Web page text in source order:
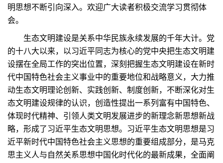
明思想不断引向深入。欢迎广大读者积极交流学习贯彻体
会。
生态文明建设是关系中华民族永续发展的千年大计。党
的十八大以来，以习近平同志为核心的党中央把生态文明建
设摆在全局工作的突出位置，深刻把握生态文明建设在新时
代中国特色社会主义事业中的重要地位和战略意义，大力推
动生态文明理论创新、实践创新、制度创新，不断深化对生
态文明建设规律的认识，创造性提出一系列富有中国特色、
体现时代精神、引领人类文明发展进步的新理念新思想新战
略，形成了习近平生态文明思想。习近平生态文明思想是习
近平新时代中国特色社会主义思想的重要组成部分，是马克
思主义人与自然关系思想中国化时代化的最新成果，全面阐